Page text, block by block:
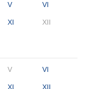
V VI
XI XII
V VI
XI XII